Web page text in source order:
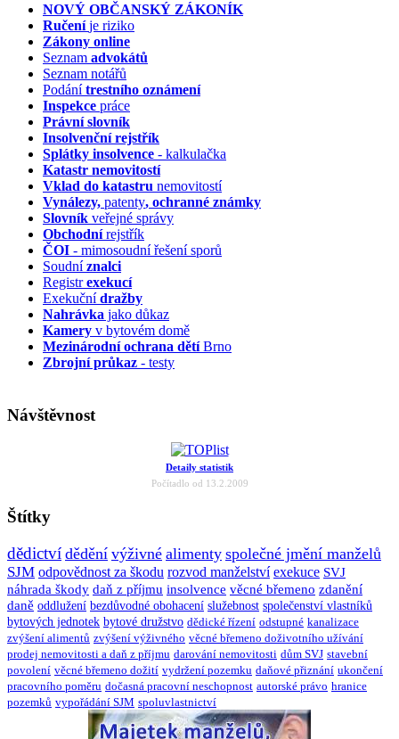
NOVÝ OBČANSKÝ ZÁKONÍK
Ručeníje riziko
Zákony online
Seznam advokátů
Seznam notářů
Podánítrestního oznámení
Inspekce práce
Právní slovník
Insolvenčnírejstřík
Splátky insolvence - kalkulačka
Katastr nemovitostí
Vklad do katastru nemovitostí
Vynálezy, patenty, ochranné známky
Slovník veřejné správy
Obchodnírejstřík
ČOI - mimosoudní řešení sporů
Soudníznalci
Registrexekucí
Exekučnídražby
Nahrávka jako důkaz
Kamery v bytovém domě
Mezinárodní ochrana dětíBrno
Zbrojní průkaz - testy
Návštěvnost
Detaily statistik
Počítadlo od 13.2.2009
Štítky
dědictví dědění výživné alimenty společné jmění manželů
SJM odpovědnost za škodu rozvod manželství exekuce SVJ
náhrada škody daň z příjmu insolvence věcné břemeno zdanění
daně oddlužení bezdůvodné obohacení služebnost společenství vlastníků
bytových jednotek bytové družstvo dědické řízení odstupné kanalizace
zvýšení alimentů zvýšení výživného věcné břemeno doživotního užívání
prodej nemovitosti a daň z příjmu darování nemovitosti dům SVJ stavební
povolení věcné břemeno dožití vydržení pozemku daňové přiznání ukončení
pracovního poměru dočasná pracovní neschopnost autorské právo hranice
pozemků vypořádání SJM spoluvlastnictví